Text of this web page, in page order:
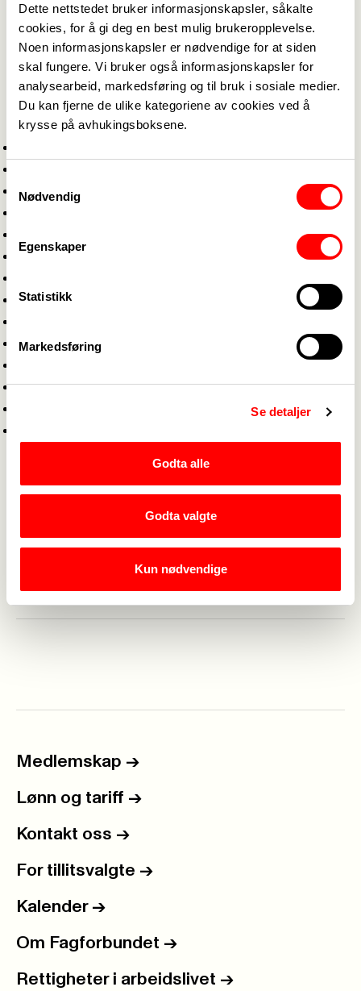
Dette nettstedet bruker informasjonskapsler, såkalte
cookies, for å gi deg en best mulig brukeropplevelse.
Noen informasjonskapsler er nødvendige for at siden
skal fungere. Vi bruker også informasjonskapsler for
analysearbeid, markedsføring og til bruk i sosiale medier.
Du kan fjerne de ulike kategoriene av cookies ved å
krysse på avhukingsboksene.
Nødvendig
Egenskaper
Statistikk
Markedsføring
Se detaljer
Godta alle
Godta valgte
Kun nødvendige
Yrkesfagdagen i Trondheim er spesielt for
ungdom og unge voksne som ønsker å lære mer
om yrkesfag. Her får du møte folk som har jobbet i
yrket i mange år og som kan fortelle hva det vil si
å jobbe innen yrkesfag.
Dette er noen av fagene du får møte:
Busssjåfør
Kokk
Arborist
Yrkessjåfører
Ambulansearbeider
Spørsmål og pressehendvendelser:
Leder Fagforbundet Trondheim
Medlemskap ->
Lønn og tariff ->
Kontakt oss ->
For tillitsvalgte ->
Kalender ->
Om Fagforbundet ->
Rettigheter i arbeidslivet ->